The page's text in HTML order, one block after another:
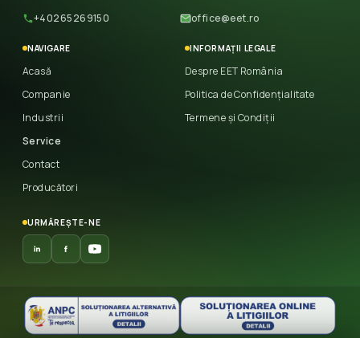
+40265269150 office@eet.ro
NAVIGARE
Acasă
Companie
Industrii
Service
Contact
Producători
INFORMAȚII LEGALE
Despre EET România
Politica de Confidențialitate
Termene și Condiții
URMĂREȘTE-NE